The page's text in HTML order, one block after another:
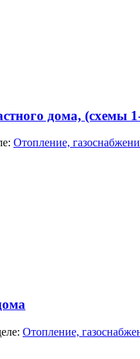
дома, (схемы
Отопление,
Отопление,